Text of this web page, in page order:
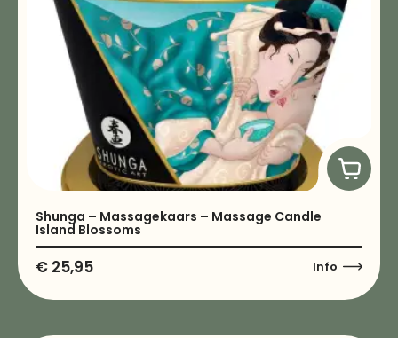
Shunga – Massagekaars – Massage Candle
Island Blossoms
€ 25,95 Info